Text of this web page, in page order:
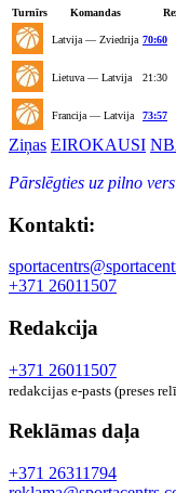
Turnīrs Komandas
Latvija — Zviedrija 70:60
Lietuva — Latvija 21:30
Francija — Latvija 73:57
Ziņas EIROKAUSI
Pārslēgties uz pilno
Kontakti:
+371 26011507
Redakcija
+371 26011507
redakcijas e-pasts (preses
Reklāmas daļa
+371 26311794